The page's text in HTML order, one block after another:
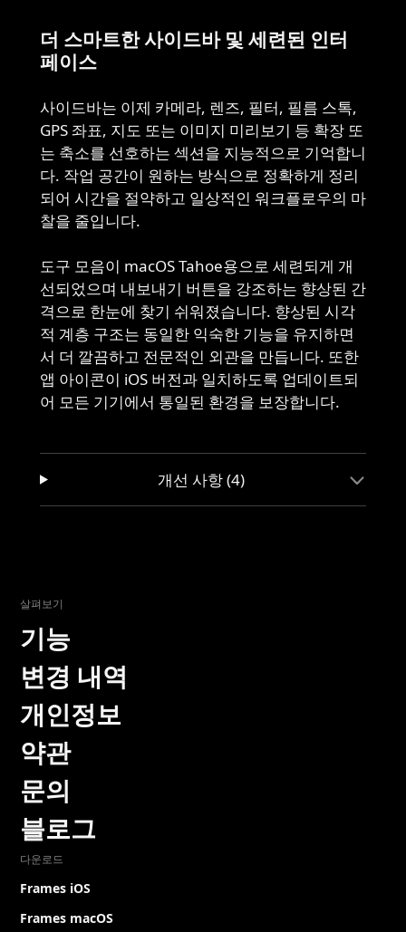
더 스마트한 사이드바 및 세련된 인터
페이스
사이드바는 이제 카메라, 렌즈, 필터, 필름 스톡,
GPS 좌표, 지도 또는 이미지 미리보기 등 확장 또
는 축소를 선호하는 섹션을 지능적으로 기억합니
다. 작업 공간이 원하는 방식으로 정확하게 정리
되어 시간을 절약하고 일상적인 워크플로우의 마
찰을 줄입니다.
도구 모음이 macOS Tahoe용으로 세련되게 개
선되었으며 내보내기 버튼을 강조하는 향상된 간
격으로 한눈에 찾기 쉬워졌습니다. 향상된 시각
적 계층 구조는 동일한 익숙한 기능을 유지하면
서 더 깔끔하고 전문적인 외관을 만듭니다. 또한
앱 아이콘이 iOS 버전과 일치하도록 업데이트되
어 모든 기기에서 통일된 환경을 보장합니다.
개선 사항 (4)
살펴보기
기능
변경 내역
개인정보
약관
문의
블로그
다운로드
Frames iOS
Frames macOS